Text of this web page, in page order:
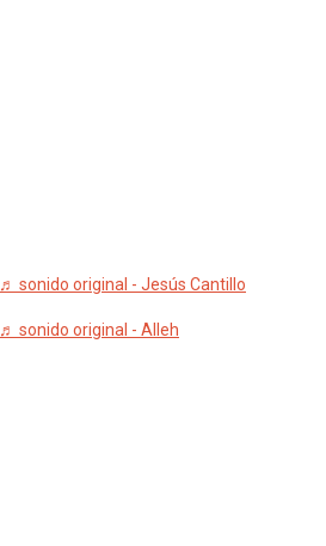
♬ sonido original - Jesús Cantillo
♬ sonido original - Alleh